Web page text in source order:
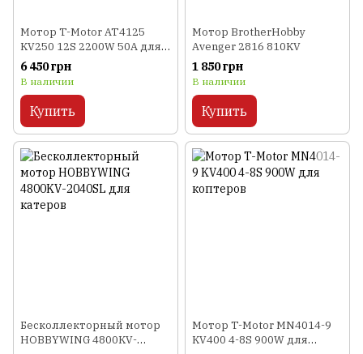
Мотор T-Motor AT4125
KV250 12S 2200W 50A для
самолетов
6 450 грн
В наличии
Купить
Мотор BrotherHobby
Avenger 2816 810KV
1 850 грн
В наличии
Купить
Бесколлекторный мотор
HOBBYWING 4800KV-
Мотор T-Motor MN4014-9
KV400 4-8S 900W для